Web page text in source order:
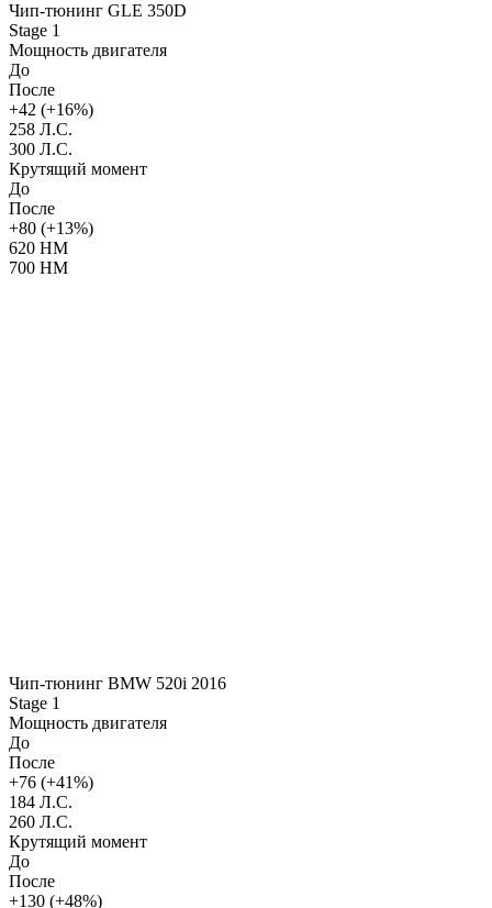
Чип-тюнинг GLE 350D
Stage 1
Мощность двигателя
До
После
+42 (+16%)
258 Л.С.
300 Л.С.
Крутящий момент
До
После
+80 (+13%)
620 НМ
700 НМ
Чип-тюнинг BMW 520i 2016
Stage 1
Мощность двигателя
До
После
+76 (+41%)
184 Л.С.
260 Л.С.
Крутящий момент
До
После
+130 (+48%)